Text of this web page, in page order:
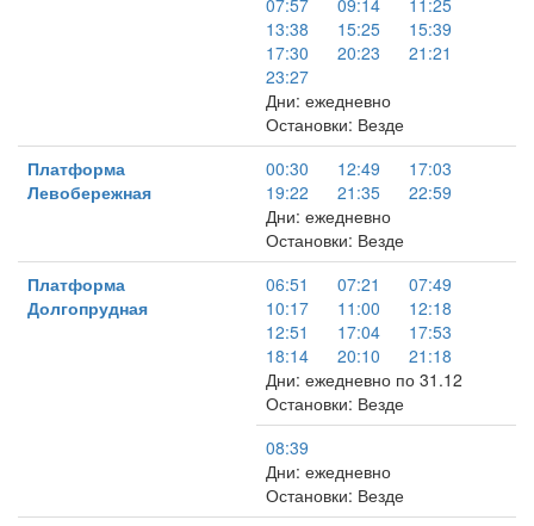
07:57
09:14
11:25
13:38
15:25
15:39
17:30
20:23
21:21
23:27
Дни: ежедневно
Остановки: Везде
Платформа
Левобережная
00:30 12:49
17:03
19:22
21:35
22:59
Дни: ежедневно
Остановки: Везде
Платформа
Долгопрудная
06:51 07:21
07:49
10:17
11:00
12:18
12:51
17:04
17:53
18:14
20:10
21:18
Дни: ежедневно по 31.12
Остановки: Везде
08:39
Дни: ежедневно
Остановки: Везде